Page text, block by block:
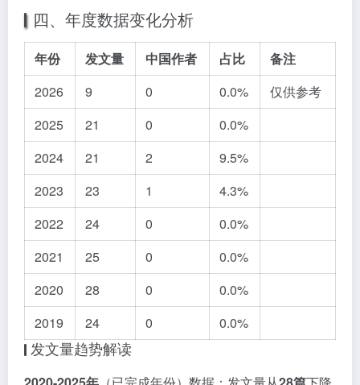
四、年度数据变化分析
年份 发文量 中国作者 占比
备注
2026
9 0 0.0%
仅供参考
2025
21 0
0.0%
2024
21 2
9.5%
2023
23 1
4.3%
2022
24 0
0.0%
2021
25 0
0.0%
2020
28 0
0.0%
2019
24 0 0.0%
发文量趋势解读